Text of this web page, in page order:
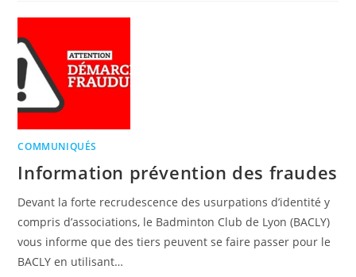
COMMUNIQUÉS
Information prévention des fraudes
Devant la forte recrudescence des usurpations d’identité y
compris d’associations, le Badminton Club de Lyon (BACLY)
vous informe que des tiers peuvent se faire passer pour le
BACLY en utilisant…